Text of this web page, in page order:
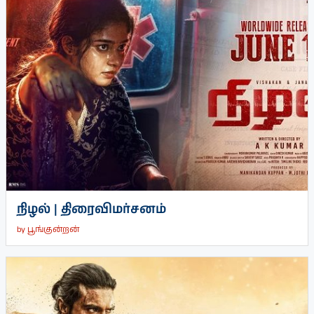
நிழல் | திரைவிமர்சனம்
by பூங்குன்றன்